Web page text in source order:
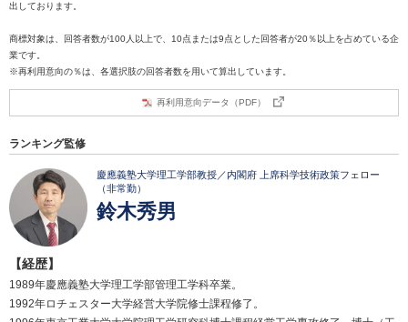
出しております。
商標対象は、回答者数が100人以上で、10点または9点とした回答者が20％以上を占めている企
業です。
※再利用意向の％は、各選択肢の回答者数を用いて算出しています。
再利用意向データ（PDF）
ランキング監修
慶應義塾大学理工学部教授／内閣府 上席科学技術政策フェロー
（非常勤）
鈴木秀男
【経歴】
1989年慶應義塾大学理工学部管理工学科卒業。
1992年ロチェスター大学経営大学院修士課程修了。